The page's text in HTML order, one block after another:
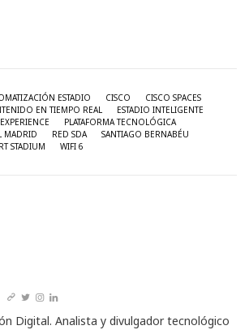
ESTADIO CISCO
CISCO SPACES
EN TIEMPO REAL
ESTADIO INTELIGENTE
PLATAFORMA TECNOLÓGICA
MADRID
RED SDA
SANTIAGO BERNABÉU
STADIUM
WIFI 6
Digital. Analista y divulgador tecnológico